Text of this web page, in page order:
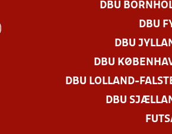
DBU
DBU
DBU
DBU
DBU LOLLAND-
DBU